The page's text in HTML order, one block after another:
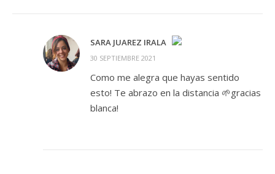
SARA JUAREZ IRALA
¡LA INSIGNIA DE LA «PERSONA REAL»!
ANTI-SPAM BY CLEANTALK
30 SEPTIEMBRE 2021
Como me alegra que hayas sentido
esto! Te abrazo en la distancia 🌱gracias
blanca!